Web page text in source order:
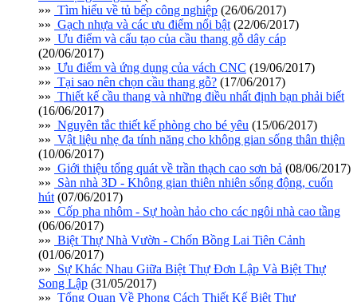
»» Tìm hiểu về tủ bếp công nghiệp (26/06/2017)
»» Gạch nhựa và các ưu điểm nổi bật (22/06/2017)
»» Ưu điểm và cấu tạo của cầu thang gỗ dây cáp
(20/06/2017)
»» Ưu điểm và ứng dụng của vách CNC (19/06/2017)
»» Tại sao nên chọn cầu thang gỗ? (17/06/2017)
»» Thiết kế cầu thang và những điều nhất định bạn phải biết
(16/06/2017)
»» Nguyên tắc thiết kế phòng cho bé yêu (15/06/2017)
»» Vật liệu nhẹ đa tính năng cho không gian sống thân thiện
(10/06/2017)
»» Giới thiệu tổng quát về trần thạch cao sơn bả (08/06/2017)
»» Sàn nhà 3D - Không gian thiên nhiên sống động, cuốn
hút (07/06/2017)
»» Cốp pha nhôm - Sự hoàn hảo cho các ngôi nhà cao tầng
(06/06/2017)
»» Biệt Thự Nhà Vườn - Chốn Bồng Lai Tiên Cảnh
(01/06/2017)
»» Sự Khác Nhau Giữa Biệt Thự Đơn Lập Và Biệt Thự
Song Lập (31/05/2017)
»» Tổng Quan Về Phong Cách Thiết Kế Biệt Thự